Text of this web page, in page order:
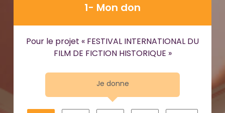
1- Mon don
Pour le projet « FESTIVAL INTERNATIONAL DU
FILM DE FICTION HISTORIQUE »
Je donne